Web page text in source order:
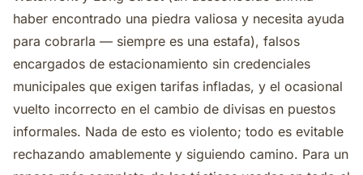
haber encontrado una piedra valiosa y necesita ayuda
para cobrarla — siempre es una estafa), falsos
encargados de estacionamiento sin credenciales
municipales que exigen tarifas infladas, y el ocasional
vuelto incorrecto en el cambio de divisas en puestos
informales. Nada de esto es violento; todo es evitable
rechazando amablemente y siguiendo camino. Para un